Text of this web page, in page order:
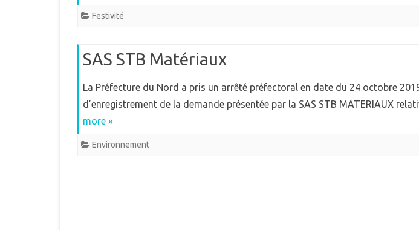
Festivité
SAS STB Matériaux
La Préfecture du Nord a pris un arrêté préfectoral en date du 24 octobre
d’enregistrement de la demande présentée par la SAS STB MATERIAUX
more »
Environnement